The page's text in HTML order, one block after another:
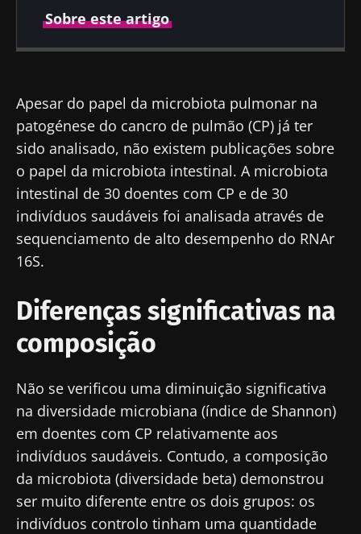
Sobre este artigo
Apesar do papel da microbiota pulmonar na
patogénese do cancro de pulmão (CP) já ter
sido analisado, não existem publicações sobre
o papel da microbiota intestinal. A microbiota
intestinal de 30 doentes com CP e de 30
indivíduos saudáveis foi analisada através de
sequenciamento de alto desempenho do RNAr
16S.
Diferenças significativas na
composição
Não se verificou uma diminuição significativa
na diversidade microbiana (índice de Shannon)
em doentes com CP relativamente aos
indivíduos saudáveis. Contudo, a composição
da microbiota (diversidade beta) demonstrou
ser muito diferente entre os dois grupos: os
indivíduos controlo tinham uma quantidade